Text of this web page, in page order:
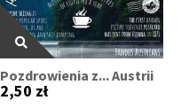
Pozdrowienia z... Austrii
2,50 zł